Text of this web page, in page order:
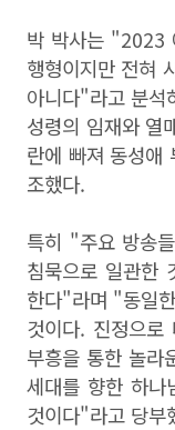
박 박사는 "2023
행형이지만 전혀
아니다"라고 분석
성령의 임재와 열
란에 빠져 동성애
조했다.
특히 "주요 방송
침묵으로 일관한
한다"라며 "동일
것이다. 진정으
부흥을 통한 놀
세대를 향한 하나
것이다"라고 당부